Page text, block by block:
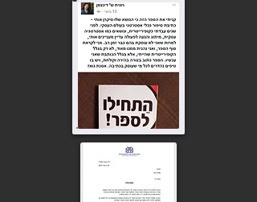
סופרת ילדים ומאיירת